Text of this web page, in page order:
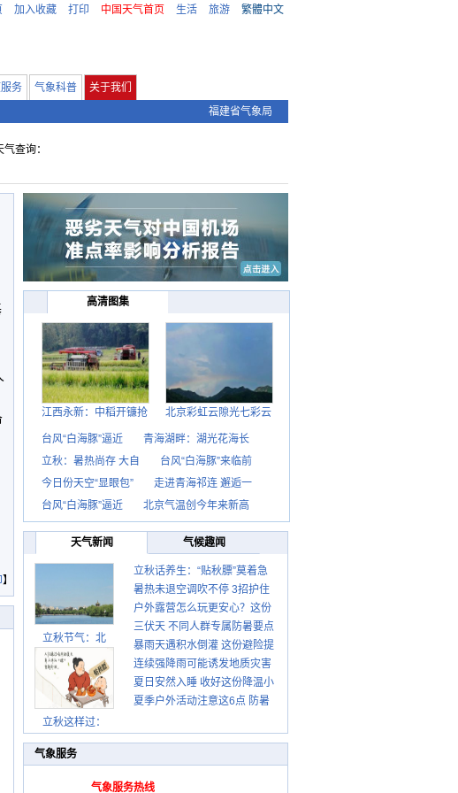
加入收藏 打印 中国天气首页 生活 旅游 繁體中文
务 气象科普
关于我们
福建省气象局
查询：
】
高清图集
江西永新：中稻开镰抢 北京彩虹云隙光七彩云
台风“白海豚”逼近
青海湖畔：湖光花海长
立秋：暑热尚存 大自
台风“白海豚”来临前
今日份天空“显眼包”
走进青海祁连 邂逅一
台风“白海豚”逼近
北京气温创今年来新高
天气新闻 气候趣闻
立秋节气：北
立秋这样过：
立秋话养生：“贴秋膘”莫着急
先清暑再防燥
暑热未退空调吹不停 3招护住
肩颈不酸痛
户外露营怎么玩更安心？这份
攻略请收好
三伏天 不同人群专属防暑要点
请收好
暴雨天遇积水倒灌 这份避险提
示请收好
连续强降雨可能诱发地质灾害
这些前兆要知道
夏日安然入睡 收好这份降温小
贴士
夏季户外活动注意这6点 防暑
气象服务
气象服务热线